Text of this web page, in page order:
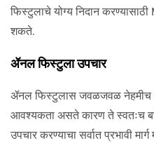
फिस्टुलाचे योग्य निदान
शकते.
ॲनल फिस्टुला उपचार
ॲनल फिस्टुलास जवळजवळ नेहमीच
आवश्यकता असते कारण ते स्वतःच
उपचार करण्याचा सर्वात प्रभावी